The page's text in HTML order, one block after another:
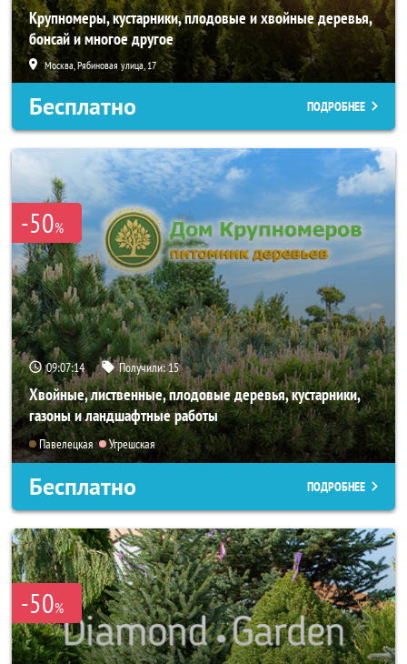
Крупномеры, кустарники, плодовые и хвойные деревья,
бонсай и многое другое
Москва, Рябиновая улица, 17
Бесплатно ПОДРОБНЕЕ
-50%
09:07:13 Получили:15
Хвойные, лиственные, плодовые деревья, кустарники,
газоны и ландшафтные работы
Павелецкая Угрешская
Бесплатно ПОДРОБНЕЕ
-50%